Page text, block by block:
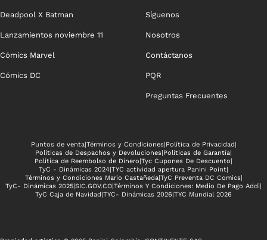
Deadpool X Batman
Lanzamientos noviembre 11
Cómics Marvel
Cómics DC
Síguenos
Nosotros
Contáctanos
PQR
Preguntas Frecuentes
Puntos de venta|Términos y Condiciones|Política de Privacidad|
Políticas de Despachos y Devoluciones|Políticas de Garantía|
Política de Reembolso de Dinero|Tyc Cupones De Descuento|
TyC - Dinámicas 2024|TYC actividad apertura Panini Point|
Términos y Condiciones Mario Castañeda|TyC Preventa DC Comics|
TyC- Dinámicas 2025|SIC.GOV.CO|Términos Y Condiciones: Medio De Pago Addi|
TyC Caja de Navidad|TYC- Dinámicas 2026|TYC Mundial 2026